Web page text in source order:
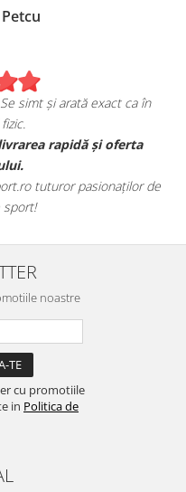
simt și arată exact ca în
rapidă și oferta
tuturor pasionaților de
sport!
noastre
cu promotiile
in Politica de